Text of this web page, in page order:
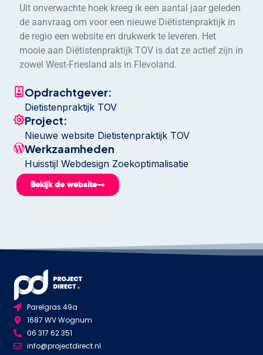
Uit onverwachte hoek kreeg ik een aantal jaar geleden
de aanvraag om voor een nieuwe Diëtistenpraktijk in
de regio een website en drukwerk te leveren. Het
mooie aan Diëtistenpraktijk TOV is dat ze actief zijn in
zowel West-Friesland als in Flevoland.
Opdrachtgever:
Dietistenpraktijk TOV
Project:
Nieuwe website Dietistenpraktijk TOV
Werkzaamheden
Huisstijl Webdesign Zoekoptimalisatie
Bekijk de website
Parelgras 49a
1687 WV Wognum
06 317 62 351
info@projectdirect.nl